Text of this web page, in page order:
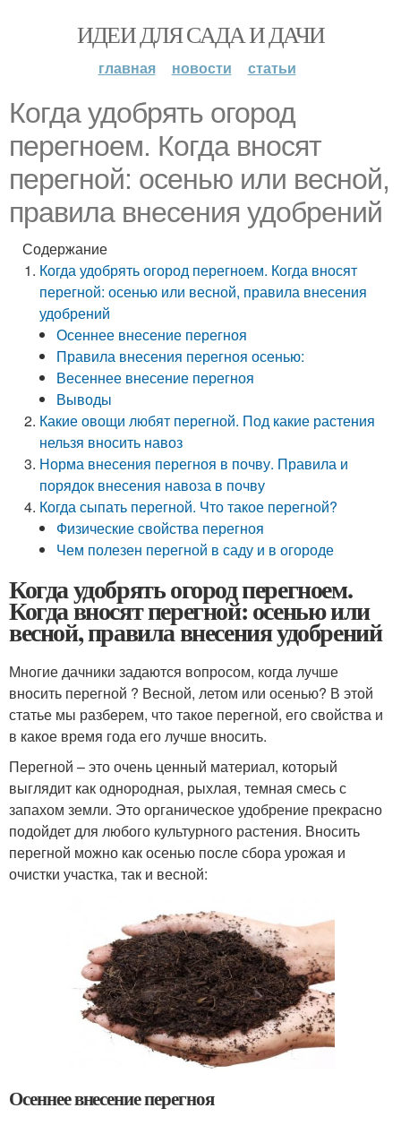
ИДЕИ ДЛЯ САДА И ДАЧИ
главная новости статьи
Когда удобрять огород
перегноем. Когда вносят
перегной: осенью или весной,
правила внесения удобрений
Содержание
Когда удобрять огород перегноем. Когда вносят
перегной: осенью или весной, правила внесения
удобрений
Осеннее внесение перегноя
Правила внесения перегноя осенью:
Весеннее внесение перегноя
Выводы
Какие овощи любят перегной. Под какие растения
нельзя вносить навоз
Норма внесения перегноя в почву. Правила и
порядок внесения навоза в почву
Когда сыпать перегной. Что такое перегной?
Физические свойства перегноя
Чем полезен перегной в саду и в огороде
Когда удобрять огород перегноем.
Когда вносят перегной: осенью или
весной, правила внесения удобрений
Многие дачники задаются вопросом, когда лучше
вносить перегной ? Весной, летом или осенью? В этой
статье мы разберем, что такое перегной, его свойства и
в какое время года его лучше вносить.
Перегной – это очень ценный материал, который
выглядит как однородная, рыхлая, темная смесь с
запахом земли. Это органическое удобрение прекрасно
подойдет для любого культурного растения. Вносить
перегной можно как осенью после сбора урожая и
очистки участка, так и весной:
Осеннее внесение перегноя